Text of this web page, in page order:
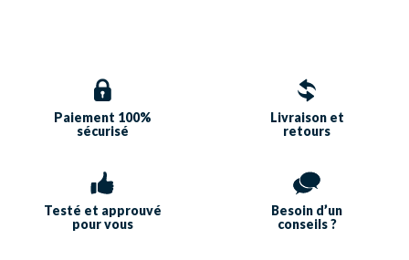
Paiement 100%
sécurisé
Livraison et
retours
Testé et approuvé
pour vous
Besoin d’un
conseils ?